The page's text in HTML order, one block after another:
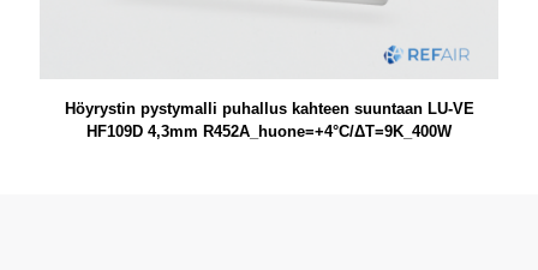
Höyrystin pystymalli puhallus kahteen suuntaan LU-VE
HF109D 4,3mm R452A_huone=+4°C/ΔT=9K_400W